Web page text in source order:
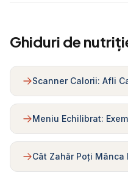
Ghiduri de
Scanner Calorii: Afli
Meniu Echilibrat:
Cât Zahăr Poți Mânca